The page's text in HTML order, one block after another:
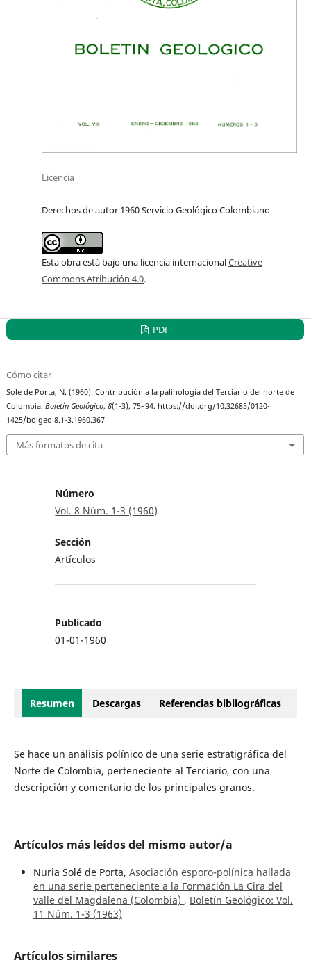
Licencia
Derechos de autor 1960 Servicio Geológico Colombiano
Esta obra está bajo una licencia internacionalCreative
Commons Atribución 4.0.
PDF
Cómo citar
Sole de Porta, N. (1960). Contribución a la palinología del Terciario del norte de
Colombia.Boletín Geológico,8(1-3), 75–94. https://doi.org/10.32685/0120-
1425/bolgeol8.1-3.1960.367
Más formatos de cita
Número
Vol. 8 Núm. 1-3 (1960)
Sección
Artículos
Publicado
01-01-1960
Resumen Descargas Referencias bibliográficas
Se hace un análisis polínico de una serie estratigráfica del
Norte de Colombia, perteneciente al Terciario, con una
descripción y comentario de los principales granos.
Artículos más leídos del mismo autor/a
Nuria Solé de Porta, Asociación esporo-polínica hallada
en una serie perteneciente a la Formación La Cira del
valle del Magdalena (Colombia) , Boletín Geológico: Vol.
11 Núm. 1-3 (1963)
Artículos similares